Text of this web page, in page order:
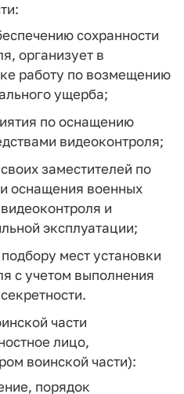
сохранности
организует в
работу по возмещению
ущерба;
по оснащению
видеоконтроля;
заместителей по
оснащения военных
и
эксплуатации;
мест установки
с учетом выполнения
части
лицо,
воинской части):
порядок